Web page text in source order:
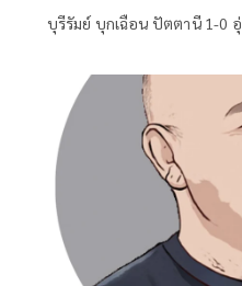
บุรีรัมย์ บุกเฉือน ปัตตานี 1-0